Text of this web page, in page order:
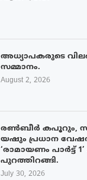
അധ്യാപകരുടെ
സമ്മാനം.
August 2, 2026
രൺബീർ കപൂറും,
യഷും പ്രധാന
‘രാമായണം പാർട്ട്
പുറത്തിറങ്ങി.
July 30, 2026